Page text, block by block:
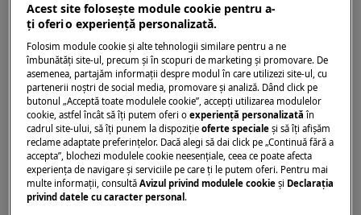
interiorul cuptorului, în interiorul uşii
cuptorului și între panourile de sticlă
cuptoare integrate
aragazuri independente
Noua generaţie de cuptoare este într-o
clasă energetică foarte bună şi este foarte
bine izolată. La o utilizare zilnică aceasta
înseamnă, de exemplu, că trebuie
adăugată mai puţină apă în timpul
preparării fripturilor, deoarece umezeala
rămâne predominant în cuptor şi nu este
Acest site folosește module cookie pentru a-
ţi oferi o experienţă personalizată.
Folosim module cookie și alte tehnologii similare pentru a ne
îmbunătăţi site-ul, precum și în scopuri de marketing și promovare. De
asemenea, partajăm informaţii despre modul în care utilizezi site-ul, cu
partenerii noștri de social media, promovare și analiză. Dând click pe
butonul „Acceptă toate modulele cookie”, accepţi utilizarea modulelor
cookie, astfel încât să îţi putem oferi oexperienţă personalizată în
cadrul site-ului, să îţi punem la dispoziţieoferte speciale și să îţi afișăm
reclame adaptate preferinţelor. Dacă alegi să dai click pe „Continuă fără a
accepta”, blochezi modulele cookie neesenţiale, ceea ce poate afecta
experienţa de navigare și serviciile pe care ţi le putem oferi. Pentru mai
multe informaţii, consultăAvizul privind modulele cookie și Declaraţia
privind datele cu caracter personal.